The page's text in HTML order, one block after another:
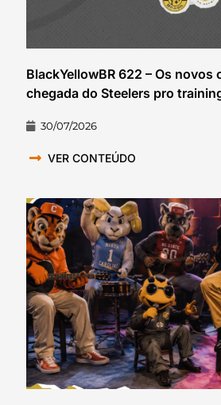
BlackYellowBR 622 – Os novos
chegada do Steelers pro
30/07/2026
VER CONTEÚDO